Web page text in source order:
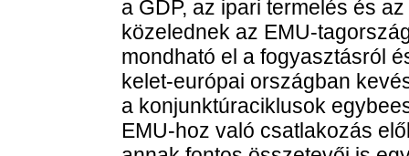
a GDP, az ipari termelés és
közelednek az EMU-
mondható el a fogyasztásról
kelet-európai országban
a konjunktúraciklusok
EMU-hoz való csatlakozás